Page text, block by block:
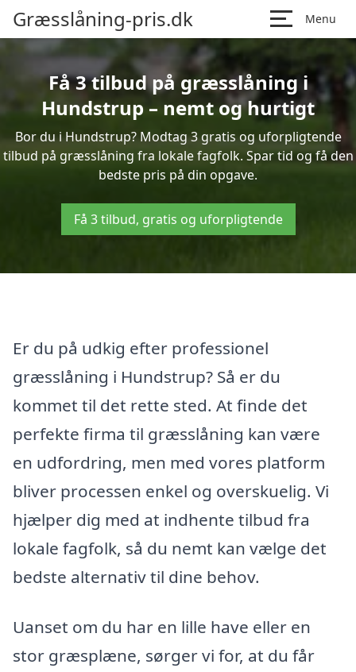
Græsslåning-pris.dk Menu
Få 3 tilbud på græsslåning i
Hundstrup – nemt og hurtigt
Bor du i Hundstrup? Modtag 3 gratis og uforpligtende
tilbud på græsslåning fra lokale fagfolk. Spar tid og få den
bedste pris på din opgave.
Få 3 tilbud, gratis og uforpligtende
Er du på udkig efter professionel
græsslåning i Hundstrup? Så er du
kommet til det rette sted. At finde det
perfekte firma til græsslåning kan være
en udfordring, men med vores platform
bliver processen enkel og overskuelig. Vi
hjælper dig med at indhente tilbud fra
lokale fagfolk, så du nemt kan vælge det
bedste alternativ til dine behov.
Uanset om du har en lille have eller en
stor græsplæne, sørger vi for, at du får